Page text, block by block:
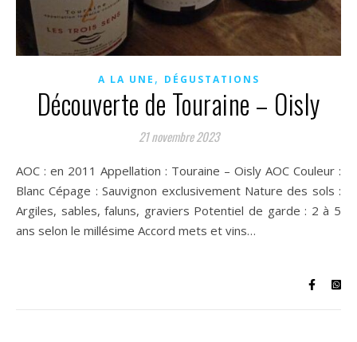
A LA UNE , DÉGUSTATIONS
Découverte de Touraine – Oisly
21 novembre 2023
AOC : en 2011 Appellation : Touraine – Oisly AOC Couleur :
Blanc Cépage : Sauvignon exclusivement Nature des sols :
Argiles, sables, faluns, graviers Potentiel de garde : 2 à 5
ans selon le millésime Accord mets et vins…